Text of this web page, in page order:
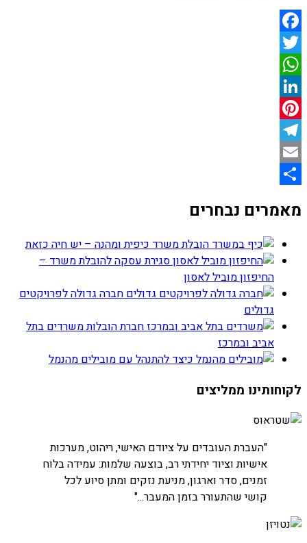
Facebook
Twitter
WhatsApp
LinkedIn
Pinterest
Telegram
Email
מאמרים נבחרים
הובלת משרד כיפית ומהנה – יש חיה כזאת
סגירת עסקה להובלת משרד –
החיפזון מוביל לאסון
חברה גדולה לפרויקטים
גדולים
חברת הובלות משרדים בתל
אביב ובמרכז
כיצד להתנהל עם מובילים מהנמל
לקוחותינו ממליצים
חברת שטראוס
"העברת העובדים על ציודם האישי, ריהוט, מערכות
אישיות וציוד יחידתי רב, בוצעה שלמות: עמידה בלוח
זמנים, סדר וארגון, מניעת נזקים ומתן סיוע לכל
קושי שהתעורר בזמן המעבר..."